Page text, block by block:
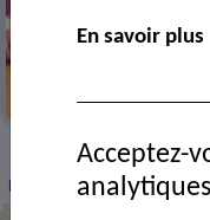
> VIE
Répétition de théâtre
En savoir plus
Acceptez-